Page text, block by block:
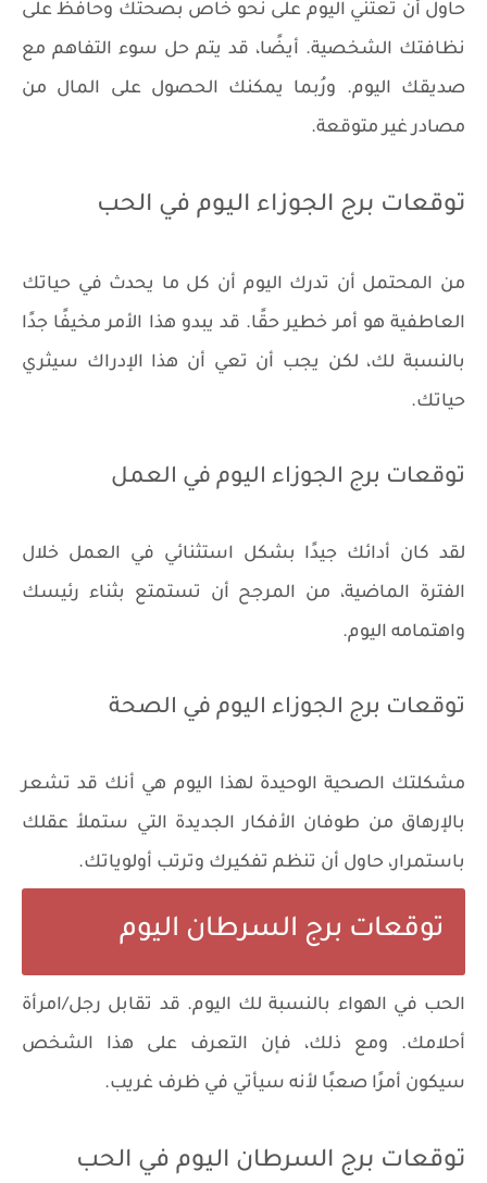
حاول أن تعتني اليوم على نحو خاص بصحتك وحافظ على
نظافتك الشخصية. أيضًا، قد يتم حل سوء التفاهم مع
صديقك اليوم. ورُبما يمكنك الحصول على المال من
مصادر غير متوقعة.
توقعات برج الجوزاء اليوم في الحب
من المحتمل أن تدرك اليوم أن كل ما يحدث في حياتك
العاطفية هو أمر خطير حقًا. قد يبدو هذا الأمر مخيفًا جدًا
بالنسبة لك، لكن يجب أن تعي أن هذا الإدراك سيثري
حياتك.
توقعات برج الجوزاء اليوم في العمل
لقد كان أدائك جيدًا بشكل استثنائي في العمل خلال
الفترة الماضية، من المرجح أن تستمتع بثناء رئيسك
واهتمامه اليوم.
توقعات برج الجوزاء اليوم في الصحة
مشكلتك الصحية الوحيدة لهذا اليوم هي أنك قد تشعر
بالإرهاق من طوفان الأفكار الجديدة التي ستملأ عقلك
باستمرار، حاول أن تنظم تفكيرك وترتب أولوياتك.
توقعات برج السرطان اليوم
الحب في الهواء بالنسبة لك اليوم. قد تقابل رجل/امرأة
أحلامك. ومع ذلك، فإن التعرف على هذا الشخص
سيكون أمرًا صعبًا لأنه سيأتي في ظرف غريب.
توقعات برج السرطان اليوم في الحب